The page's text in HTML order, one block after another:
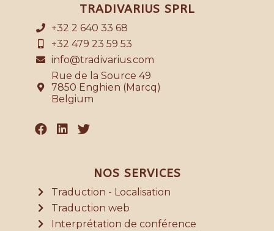
TRADIVARIUS SPRL
+32 2 640 33 68
+32 479 23 59 53
info@tradivarius.com
Rue de la Source 49
7850 Enghien (Marcq)
Belgium
NOS SERVICES
Traduction - Localisation
Traduction web
Interprétation de conférence